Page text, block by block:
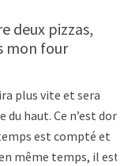
deux pizzas,
mon four
plus vite et sera
haut. Ce n’est donc
est compté et
même temps, il est